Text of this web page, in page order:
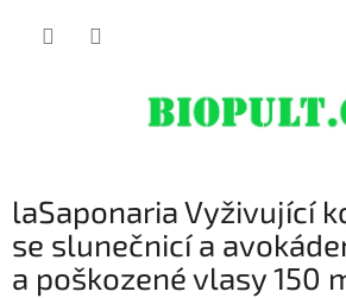
laSaponaria Vyživující
se slunečnicí a
a poškozené vlasy 150